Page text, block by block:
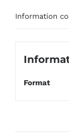
Information
Format